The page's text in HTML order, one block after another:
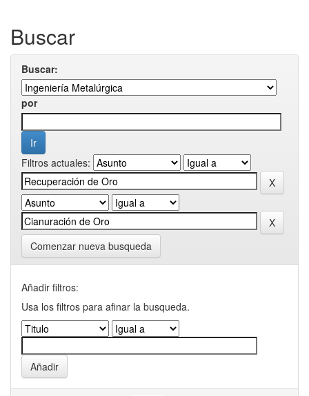
Buscar
Buscar:
por
Filtros actuales:
Comenzar nueva busqueda
Añadir filtros:
Usa los filtros para afinar la busqueda.